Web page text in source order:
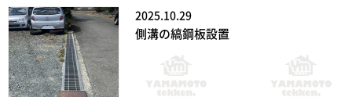
2025.10.29
側溝の縞鋼板設置